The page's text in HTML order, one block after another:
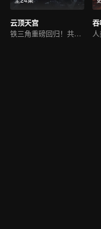
云顶天宫
铁三角重磅回归！共破迷雾